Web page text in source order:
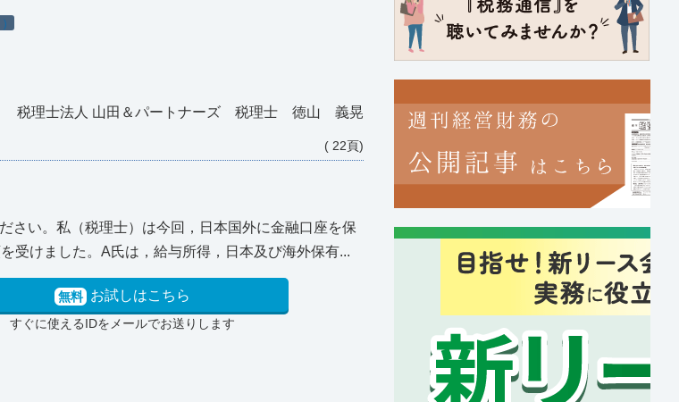
税理士法人 山田＆パートナーズ 税理士 徳山 義晃
( 22頁)
い。私（税理士）は今回，日本国外に金融口座を保
受けました。A氏は，給与所得，日本及び海外保有...
無料 お試しはこちら
すぐに使えるIDをメールでお送りします